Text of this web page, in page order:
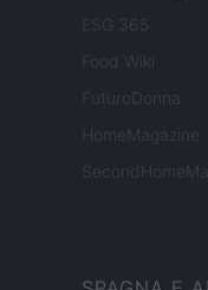
ESG 365
Food Wiki
FuturoDonna
HomeMagazine